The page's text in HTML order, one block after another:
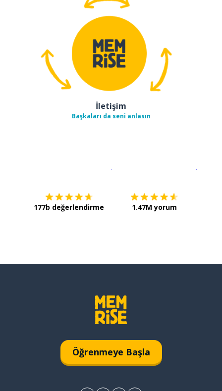
İletişim
Başkaları da seni anlasın
177b değerlendirme 1.47M yorum
Öğrenmeye Başla